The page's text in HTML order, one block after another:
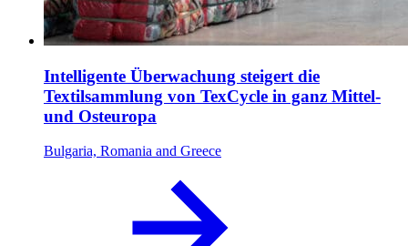
Intelligente Überwachung steigert die
Textilsammlung von TexCycle in ganz Mittel-
und Osteuropa
Bulgaria, Romania and Greece